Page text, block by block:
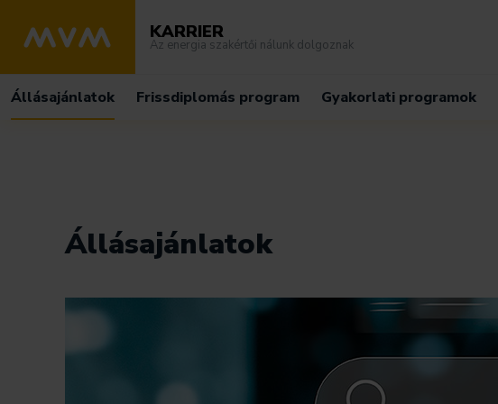
KARRIER
Az energia szakértői nálunk dolgoznak
Állásajánlatok Frissdiplomás program Gyakorlati programok
Állásajánlatok